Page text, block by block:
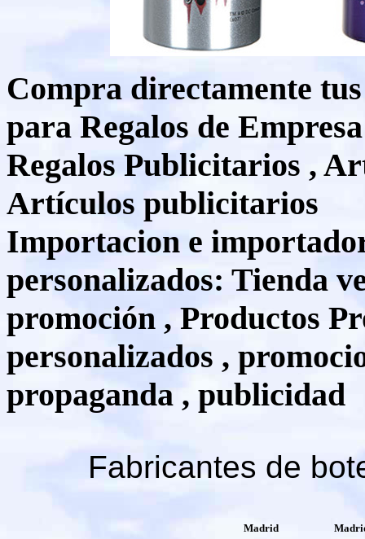
Compra directamente
para Regalos de
Regalos Publicitarios ,
Artículos publicitarios
Importacion e
personalizados: Tienda
promoción , Productos
personalizados ,
propaganda , publicidad
Fabricantes de
Madrid